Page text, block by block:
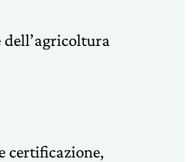
certificazione,